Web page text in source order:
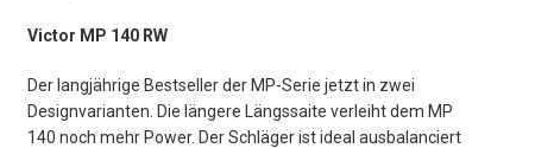
Victor MP 140 RW
Der langjährige Bestseller der MP-Serie jetzt in zwei
Designvarianten. Die längere Längssaite verleiht dem MP
140 noch mehr Power. Der Schläger ist ideal ausbalanciert